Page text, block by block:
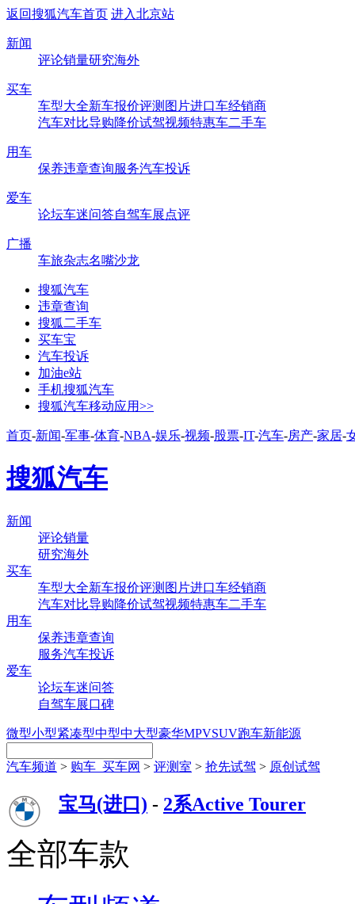
返回搜狐汽车首页 进入北京站
新闻
评论销量研究海外
买车
车型大全新车报价评测 图片进口车经销商
汽车对比导购降价试驾视频特惠车二手车
用车
保养违章查询服务汽车投诉
爱车
论坛车迷问答自驾车展点评
广播
车旅杂志名嘴沙龙
搜狐汽车
违章查询
搜狐二手车
买车宝
汽车投诉
加油e站
手机搜狐汽车
搜狐汽车移动应用>>
首页-新闻-军事-体育-NBA-娱乐-视频-股票-IT-汽车-房产-家居-
搜狐汽车
新闻
评论销量
研究海外
买车
车型大全新车报价评测 图片进口车经销商
汽车对比导购降价试驾视频特惠车二手车
用车
保养违章查询
服务汽车投诉
爱车
论坛车迷问答
自驾车展口碑
微型小型紧凑型中型中大型豪华MPVSUV跑车新能源
汽车频道 > 购车_买车网 > 评测室 > 抢先试驾 > 原创试驾
宝马(进口) - 2系Active Tourer
全部车款